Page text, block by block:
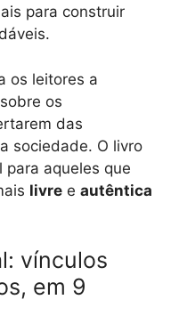
para construir
os leitores a
sobre os
das
sociedade. O livro
para aqueles que
livre e autêntica
vínculos
em 9